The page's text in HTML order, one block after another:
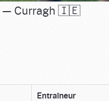
— Curragh 🇮🇪
Entraîneur